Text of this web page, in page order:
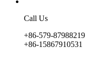
Call Us
+86-579-87988219
+86-15867910531